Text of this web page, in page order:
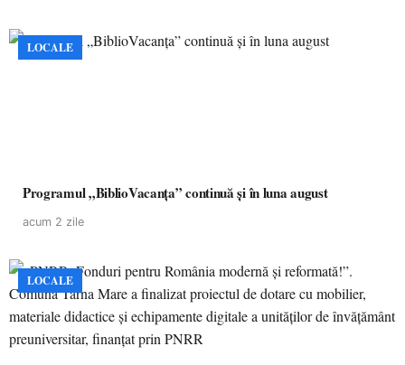
LOCALE
Programul „BiblioVacanța” continuă și în luna august
acum 2 zile
LOCALE